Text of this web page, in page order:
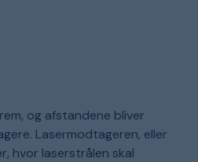
og afstandene bliver
Lasermodtageren, eller
hvor laserstrålen skal